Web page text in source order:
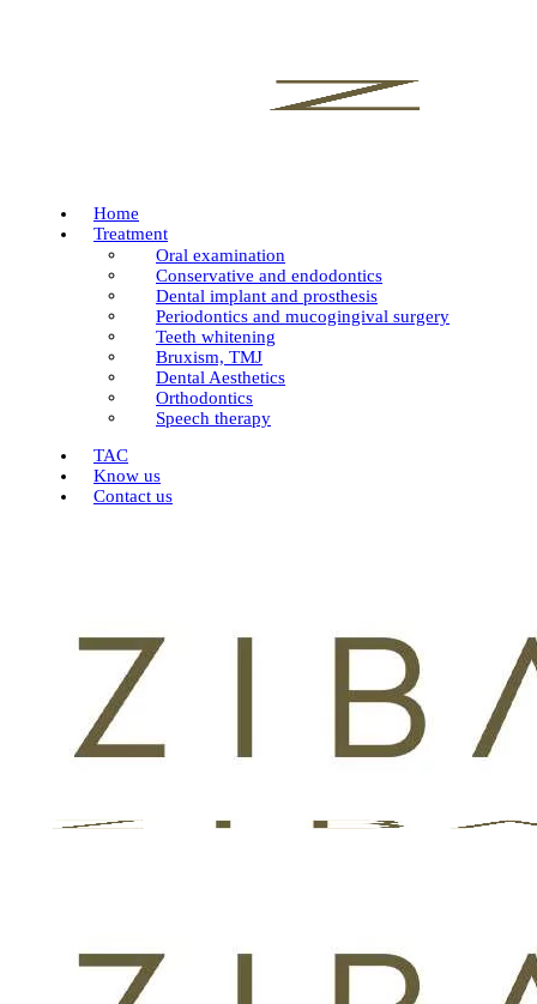
Home
Treatment
Oral examination
Conservative and endodontics
Dental implant and prosthesis
Periodontics and mucogingival surgery
Teeth whitening
Bruxism, TMJ
Dental Aesthetics
Orthodontics
Speech therapy
TAC
Know us
Contact us